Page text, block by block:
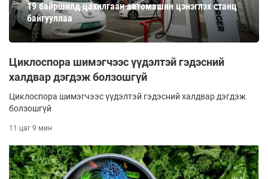
19 байршилд цахилгаан автомашин цэнэглэх станц
байгууллаа
Циклоспора шимэгчээс үүдэлтэй гэдэсний
халдвар дэгдэж болзошгүй
Циклоспора шимэгчээс үүдэлтэй гэдэсний халдвар дэгдэж
болзошгүй
11 цаг 9 мин